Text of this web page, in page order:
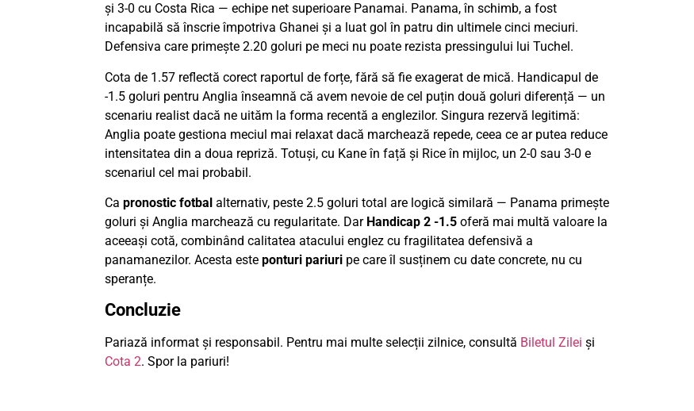
și 3-0 cu Costa Rica — echipe net superioare Panamai. Panama, în schimb, a fost
incapabilă să înscrie împotriva Ghanei și a luat gol în patru din ultimele cinci meciuri.
Defensiva care primește 2.20 goluri pe meci nu poate rezista pressingului lui Tuchel.
Cota de 1.57 reflectă corect raportul de forțe, fără să fie exagerat de mică. Handicapul de
-1.5 goluri pentru Anglia înseamnă că avem nevoie de cel puțin două goluri diferență — un
scenariu realist dacă ne uităm la forma recentă a englezilor. Singura rezervă legitimă:
Anglia poate gestiona meciul mai relaxat dacă marchează repede, ceea ce ar putea reduce
intensitatea din a doua repriză. Totuși, cu Kane în față și Rice în mijloc, un 2-0 sau 3-0 e
scenariul cel mai probabil.
Ca pronostic fotbal alternativ, peste 2.5 goluri total are logică similară — Panama primește
goluri și Anglia marchează cu regularitate. Dar Handicap 2 -1.5 oferă mai multă valoare la
aceeași cotă, combinând calitatea atacului englez cu fragilitatea defensivă a
panamanezilor. Acesta este ponturi pariuri pe care îl susținem cu date concrete, nu cu
speranțe.
Concluzie
Pariază informat și responsabil. Pentru mai multe selecții zilnice, consultă Biletul Zilei și
Cota 2. Spor la pariuri!